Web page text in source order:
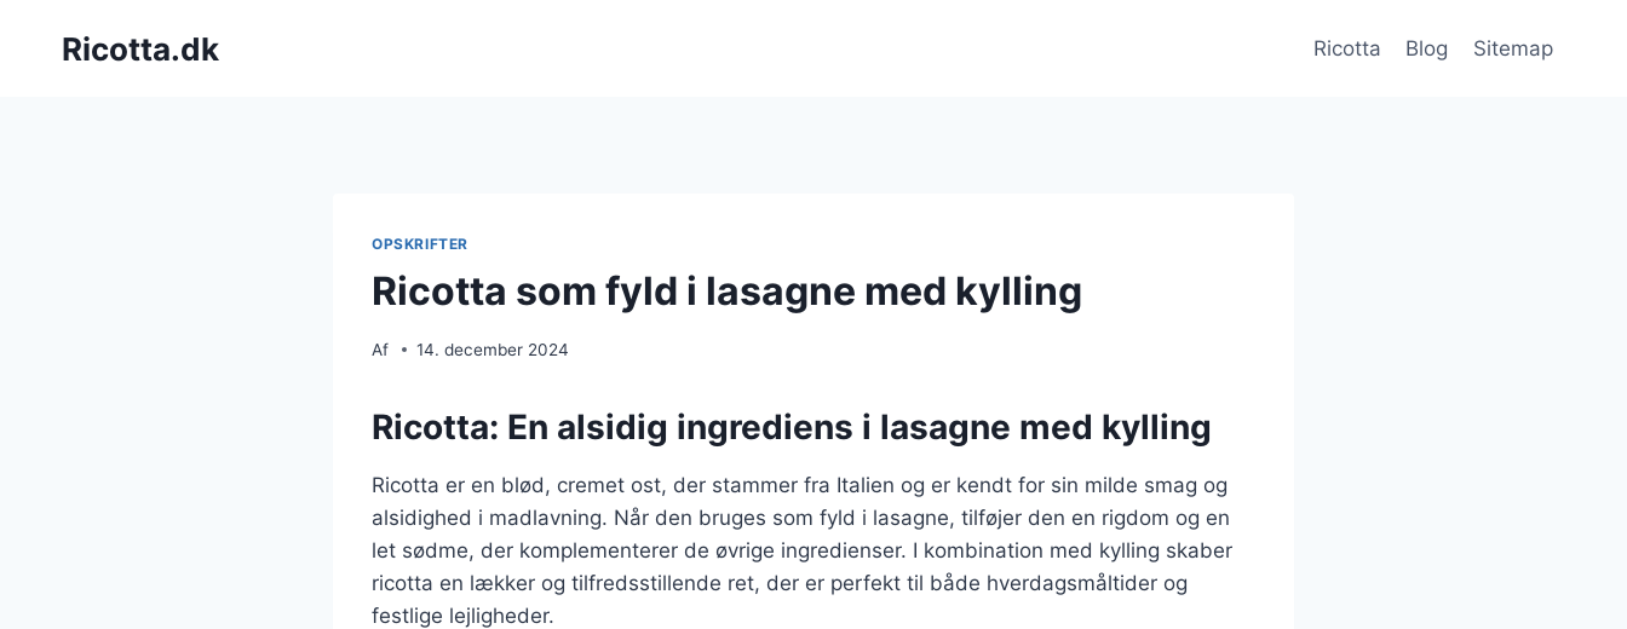
Ricotta.dk Ricotta Blog Sitemap
OPSKRIFTER
Ricotta som fyld i lasagne med kylling
Af 14. december 2024
Ricotta: En alsidig ingrediens i lasagne med kylling
Ricotta er en blød, cremet ost, der stammer fra Italien og er kendt for sin milde smag og
alsidighed i madlavning. Når den bruges som fyld i lasagne, tilføjer den en rigdom og en
let sødme, der komplementerer de øvrige ingredienser. I kombination med kylling skaber
ricotta en lækker og tilfredsstillende ret, der er perfekt til både hverdagsmåltider og
festlige lejligheder.